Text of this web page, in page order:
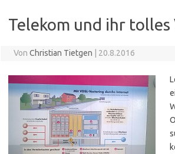
Telekom und ihr
Von Christian Tietgen | 20.8.2016